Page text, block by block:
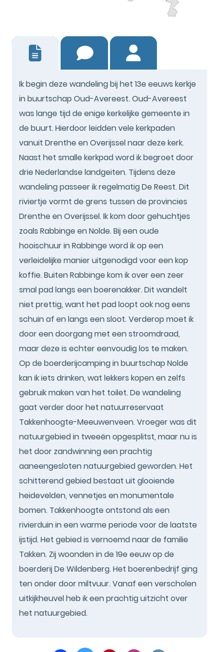
Ik begin deze wandeling bij het 13e eeuws kerkje
in buurtschap Oud-Avereest. Oud-Avereest
was lange tijd de enige kerkelijke gemeente in
de buurt. Hierdoor leidden vele kerkpaden
vanuit Drenthe en Overijssel naar deze kerk.
Naast het smalle kerkpad word ik begroet door
drie Nederlandse landgeiten. Tijdens deze
wandeling passeer ik regelmatig De Reest. Dit
riviertje vormt de grens tussen de provincies
Drenthe en Overijssel. Ik kom door gehuchtjes
zoals Rabbinge en Nolde. Bij een oude
hooischuur in Rabbinge word ik op een
verleidelijke manier uitgenodigd voor een kop
koffie. Buiten Rabbinge kom ik over een zeer
smal pad langs een boerenakker. Dit wandelt
niet prettig, want het pad loopt ook nog eens
schuin af en langs een sloot. Verderop moet ik
door een doorgang met een stroomdraad,
maar deze is echter eenvoudig los te maken.
Op de boerderijcamping in buurtschap Nolde
kan ik iets drinken, wat lekkers kopen en zelfs
gebruik maken van het toilet. De wandeling
gaat verder door het natuurreservaat
Takkenhoogte-Meeuwenveen. Vroeger was dit
natuurgebied in tweeën opgesplitst, maar nu is
het door zandwinning een prachtig
aaneengesloten natuurgebied geworden. Het
schitterend gebied bestaat uit glooiende
heidevelden, vennetjes en monumentale
bomen. Takkenhoogte ontstond als een
rivierduin in een warme periode voor de laatste
ijstijd. Het gebied is vernoemd naar de familie
Takken. Zij woonden in de 19e eeuw op de
boerderij De Wildenberg. Het boerenbedrijf ging
ten onder door miltvuur. Vanaf een verscholen
uitkijkheuvel heb ik een prachtig uitzicht over
het natuurgebied.